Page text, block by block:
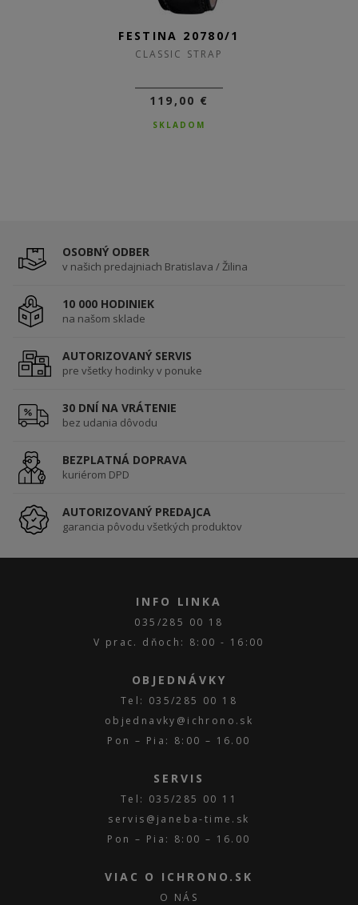
FESTINA 20780/1
CLASSIC STRAP
119,00 €
SKLADOM
FESTINA 20779/3
CLASSIC STRAP
109,00 €
SKLADOM
OSOBNÝ ODBER
v našich predajniach Bratislava / Žilina
10 000 HODINIEK
na našom sklade
AUTORIZOVANÝ SERVIS
pre všetky hodinky v ponuke
30 DNÍ NA VRÁTENIE
bez udania dôvodu
BEZPLATNÁ DOPRAVA
kuriérom DPD
AUTORIZOVANÝ PREDAJCA
garancia pôvodu všetkých produktov
INFO LINKA
035/285 00 18
V prac. dňoch: 8:00 - 16:00
OBJEDNÁVKY
Tel: 035/285 00 18
objednavky@ichrono.sk
Pon – Pia: 8:00 – 16.00
SERVIS
Tel: 035/285 00 11
servis@janeba-time.sk
Pon – Pia: 8:00 – 16.00
VIAC O ICHRONO.SK
O NÁS